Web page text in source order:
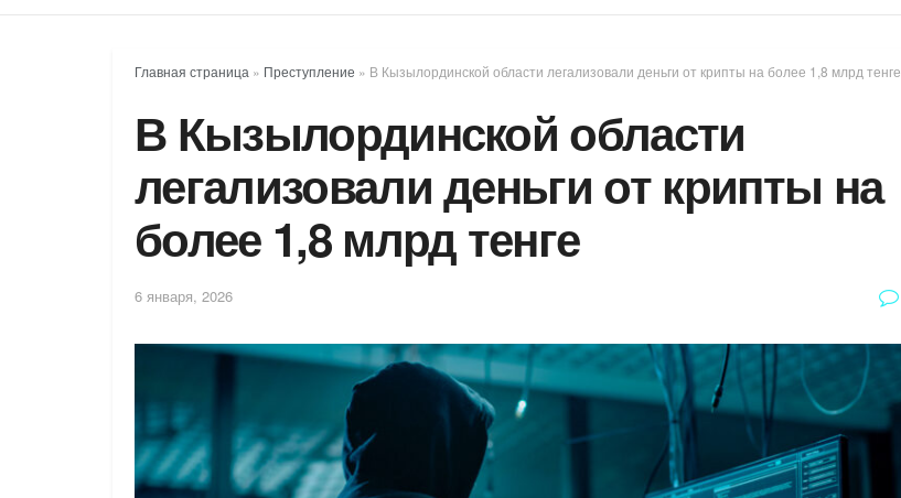
Главная страница » Преступление » В Кызылординской области легализовали деньги от крипты на более 1,8 млрд тенге
В Кызылординской области
легализовали деньги от крипты на
более 1,8 млрд тенге
6 января, 2026